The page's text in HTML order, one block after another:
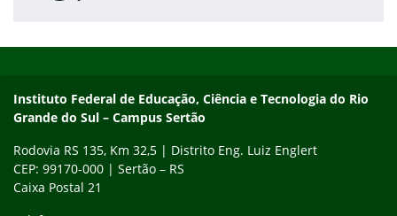
Instituto Federal de Educação, Ciência e Tecnologia do Rio
Grande do Sul – Campus Sertão
Rodovia RS 135, Km 32,5 | Distrito Eng. Luiz Englert
CEP: 99170-000 | Sertão – RS
Caixa Postal 21